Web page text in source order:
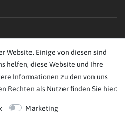
Website. Einige von diesen sind
helfen, diese Website und Ihre
Informationen zu den von uns
Rechten als Nutzer finden Sie hier:
Marketing